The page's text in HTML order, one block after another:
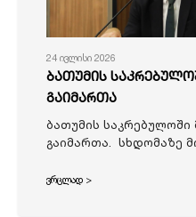
24 ივლისი 2026
ბათუმის
გაიმართა
ბათუმის საკრებულოში
გაიმართა. სხდომაზე
ვრცლად >